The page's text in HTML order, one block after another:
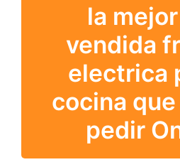
la
vendida
electrica
cocina
pedir